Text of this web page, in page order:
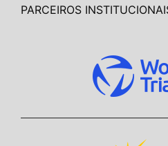
PARCEIROS